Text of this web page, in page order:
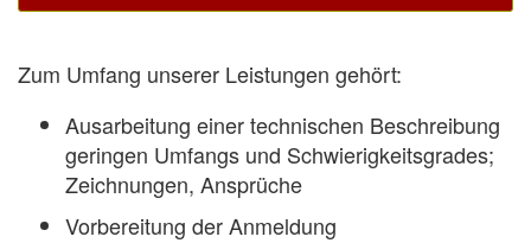
Zum Umfang unserer Leistungen gehört:
Ausarbeitung einer technischen Beschreibung
geringen Umfangs und Schwierigkeitsgrades;
Zeichnungen, Ansprüche
Vorbereitung der Anmeldung